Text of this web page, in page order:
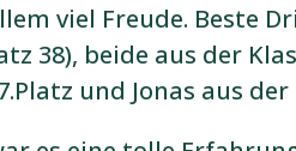
viel Freude. Beste
38), beide aus der
und Jonas aus der